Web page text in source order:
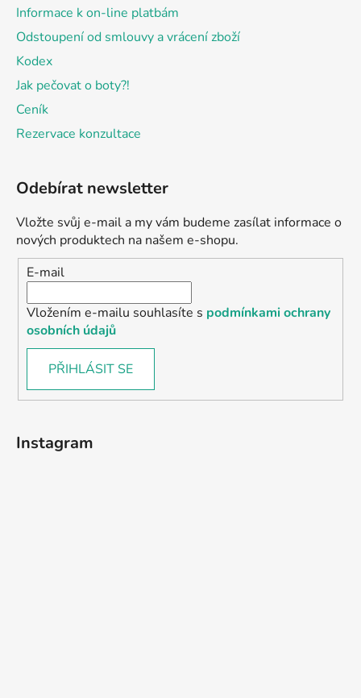
Informace k on-line platbám
Odstoupení od smlouvy a vrácení zboží
Kodex
Jak pečovat o boty?!
Ceník
Rezervace konzultace
Odebírat newsletter
Vložte svůj e-mail a my vám budeme zasílat informace o
nových produktech na našem e-shopu.
E-mail
Vložením e-mailu souhlasíte s podmínkami ochrany
osobních údajů
PŘIHLÁSIT SE
Instagram